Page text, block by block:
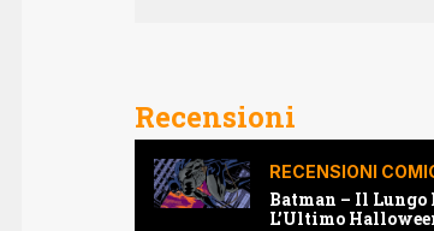
Recensioni
RECENSIONI
Batman – Il Lungo
L’Ultimo